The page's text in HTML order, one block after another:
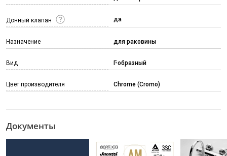
Донный клапан да
Назначение для раковины
Вид Г-образный
Цвет производителя Chrome (Cromo)
Документы